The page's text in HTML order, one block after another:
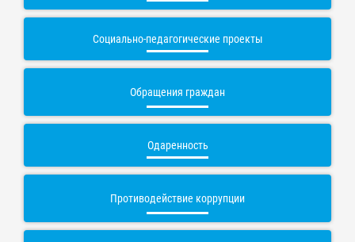
Социально-педагогические проекты
Обращения граждан
Одаренность
Противодействие коррупции